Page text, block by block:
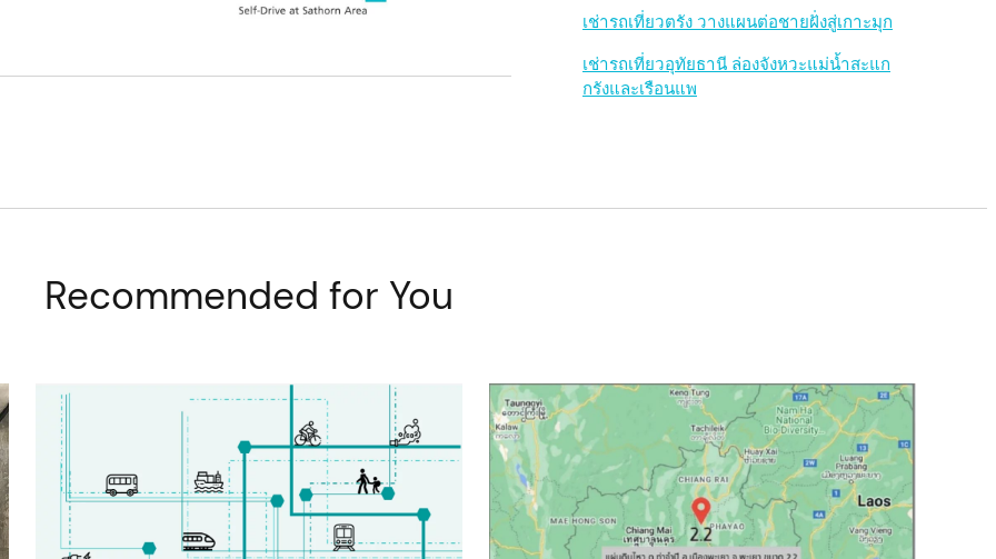
เช่ารถเที่ยวตรัง วางแผนต่อชายฝั่งสู่เกาะมุก
เช่ารถเที่ยวอุทัยธานี ล่องจังหวะแม่น้ำสะแก
กรังและเรือนแพ
Recommended for You